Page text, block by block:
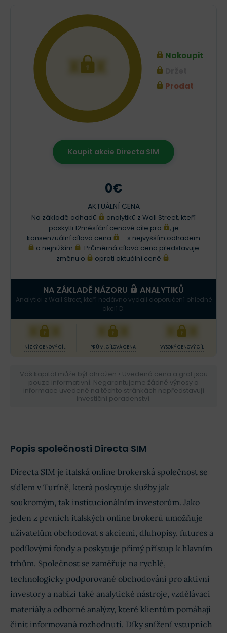
XXX
Nakoupit
Prodat
Koupit akcie Directa SIM
0€
AKTUÁLNÍ CENA
Na základě odhadů
analytiků z Wall Street, kteří
poskytli 12měsíční cenové cíle pro
, je
konsenzuální cílová cena
– s nejvyšším odhadem
a nejnižším
. Průměrná cílová cena představuje
změnu o
oproti aktuální ceně .
NA ZÁKLADĚ NÁZORU ANALYTIKŮ
Analytici z Wall Street, kteří nedávno vydali doporučení ohledně
akcií D.
XXX
NÍZKÝ CENOVÝ CÍL
XXX
PRŮM. CÍLOVÁ CENA
XXX
VYSOKÝ CENOVÝ CÍL
Váš kapitál může být ohrožen • Uvedená cena a graf jsou
pouze informativní. Negarantujeme žádné výnosy a
informace uvedené na těchto stránkách nepředstavují
investiční poradenství.
Popis společnosti Directa SIM
Directa SIM je italská online brokerská společnost se
sídlem v Turíně, která poskytuje služby jak
soukromým, tak institucionálním investorům. Jako
jeden z prvních italských online brokerů umožňuje
uživatelům obchodovat s akciemi, dluhopisy, futures a
podílovými fondy a poskytuje přímý přístup k hlavním
trhům. Společnost se zaměřuje na rychlé,
technologicky podporované obchodování pro aktivní
investory a nabízí také analytické nástroje, vzdělávací
materiály a odborné analýzy, které klientům pomáhají
činit informovaná rozhodnutí. Díky snížení vstupních